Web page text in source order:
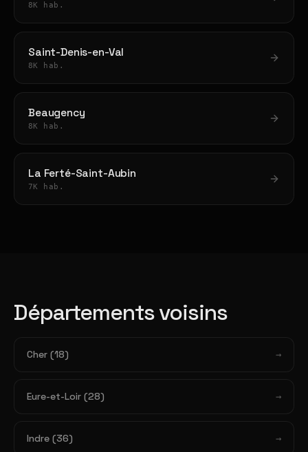
8K hab.
Saint-Denis-en-Val
8K hab.
Beaugency
8K hab.
La Ferté-Saint-Aubin
7K hab.
Départements voisins
Cher (18)
Eure-et-Loir (28)
Indre (36)